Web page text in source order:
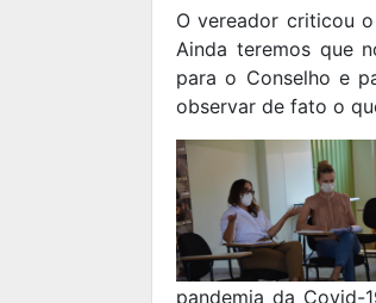
O vereador criticou
Ainda teremos que
para o Conselho e
observar de fato o
pandemia da Covid-